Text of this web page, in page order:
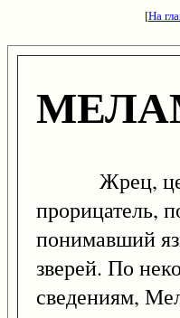
[На
Жрец,
прорицатель,
понимавший
зверей. По
сведениям,